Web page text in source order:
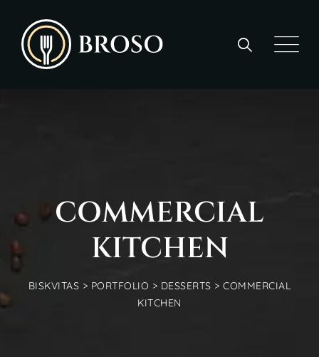
COMMERCIAL
KITCHEN
BISKVITAS > PORTFOLIO > DESSERTS >COMMERCIAL
KITCHEN